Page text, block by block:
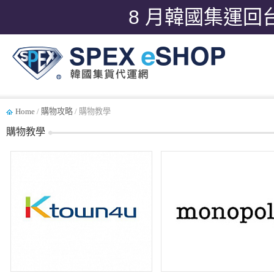
8 月韓國集運回
Home / 購物攻略 / 購物教學
購物教學